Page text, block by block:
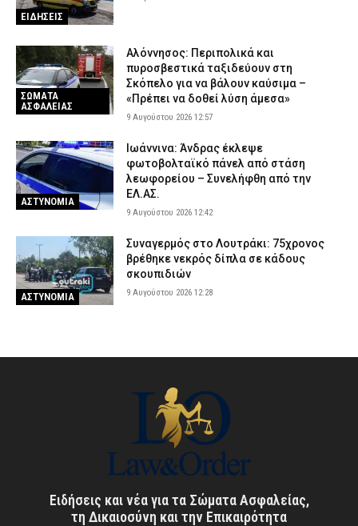
ΕΙΔΗΣΕΙΣ
ΣΩΜΑΤΑ
ΑΣΦΑΛΕΙΑΣ
Αλόννησος: Περιπολικά και
πυροσβεστικά ταξιδεύουν στη
Σκόπελο για να βάλουν καύσιμα –
«Πρέπει να δοθεί λύση άμεσα»
9 Αυγούστου 2026 12:57
ΑΣΤΥΝΟΜΙΑ
Ιωάννινα: Άνδρας έκλεψε
φωτοβολταϊκό πάνελ από στάση
λεωφορείου – Συνελήφθη από την
ΕΛ.ΑΣ.
9 Αυγούστου 2026 12:42
ΑΣΤΥΝΟΜΙΑ
Συναγερμός στο Λουτράκι: 75χρονος
βρέθηκε νεκρός δίπλα σε κάδους
σκουπιδιών
9 Αυγούστου 2026 12:28
Ειδήσεις και νέα για τα Σώματα Ασφαλείας,
τη Δικαιοσύνη και την Επικαιρότητα